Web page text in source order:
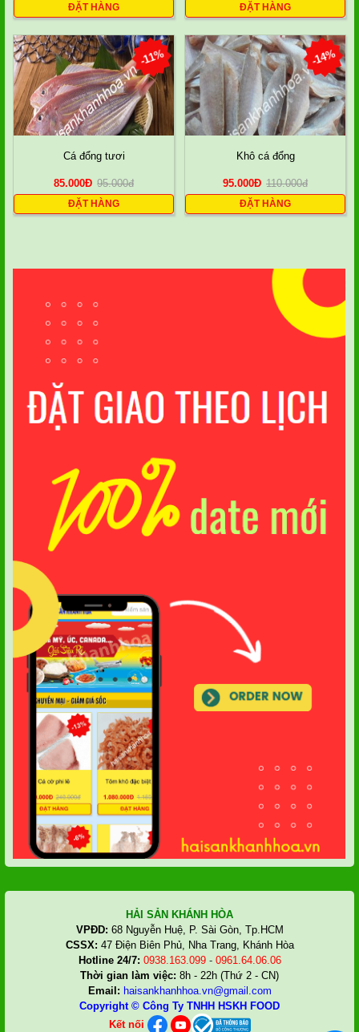
ĐẶT HÀNG ĐẶT HÀNG
-11%
Cá đổng tươi
85.000Đ 95.000đ
ĐẶT HÀNG
-14%
Khô cá đổng
95.000Đ 110.000đ
ĐẶT HÀNG
HẢI SẢN KHÁNH HÒA
VPĐD: 68 Nguyễn Huệ, P. Sài Gòn, Tp.HCM
CSSX: 47 Điện Biên Phủ, Nha Trang, Khánh Hòa
Hotline 24/7: 0938.163.099- 0961.64.06.06
Thời gian làm việc: 8h - 22h (Thứ 2 - CN)
Email: haisankhanhhoa.vn@gmail.com
Copyright © Công Ty TNHH HSKH FOOD
Kết nối